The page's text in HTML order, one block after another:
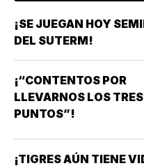
¡SE JUEGAN HOY
DEL SUTERM!
¡“CONTENTOS POR
LLEVARNOS LOS TRES
PUNTOS”!
¡TIGRES AÚN TIENE